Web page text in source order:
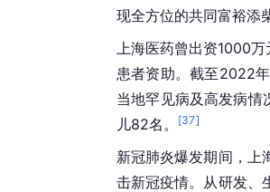
现全方位的共同富裕添
上海医药曾出资1000
患者资助。截至2022
当地罕见病及高发病情
儿82名。
[37]
新冠肺炎爆发期间，上
击新冠疫情。从研发、